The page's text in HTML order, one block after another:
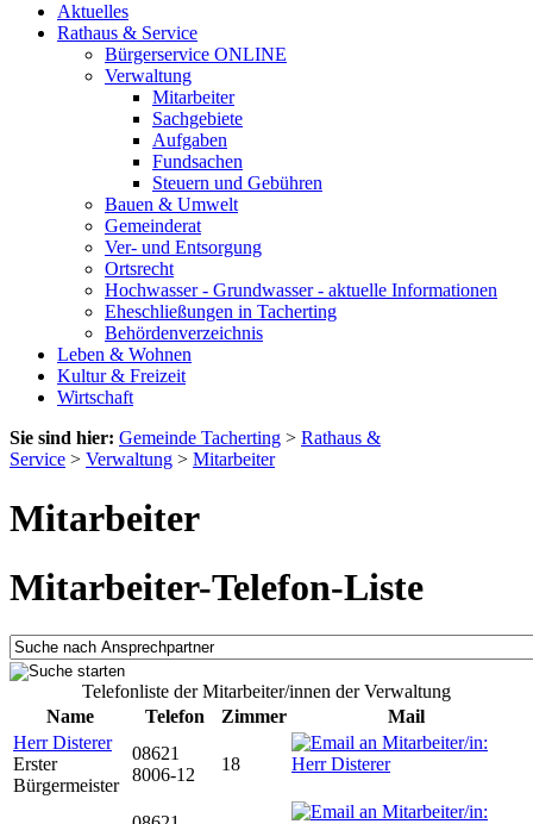
Aktuelles
Rathaus & Service
Bürgerservice ONLINE
Verwaltung
Mitarbeiter
Sachgebiete
Aufgaben
Fundsachen
Steuern und Gebühren
Bauen & Umwelt
Gemeinderat
Ver- und Entsorgung
Ortsrecht
Hochwasser - Grundwasser - aktuelle Informationen
Eheschließungen in Tacherting
Behördenverzeichnis
Leben & Wohnen
Kultur & Freizeit
Wirtschaft
Sie sind hier: Gemeinde Tacherting > Rathaus &
Service > Verwaltung > Mitarbeiter
Mitarbeiter
Mitarbeiter-Telefon-Liste
Telefonliste der Mitarbeiter/innen der Verwaltung
Name
Telefon Zimmer
Mail
Herr Disterer
Erster
Bürgermeister
08621
8006-12
18